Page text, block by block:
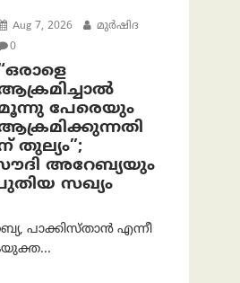
Aug 7, 2026
മുര്‍ഷിദ
0
പേരെയും
തുല്യം”;
അറേബ്യയും
സഖ്യം
പാക്കിസ്താന്‍ എന്നീ